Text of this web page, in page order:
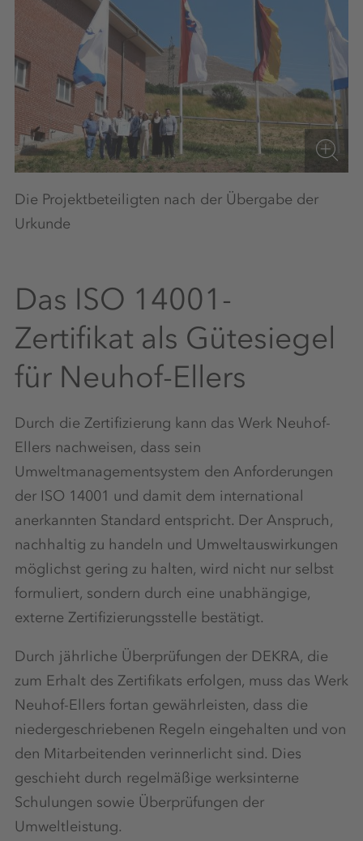
Die Projektbeteiligten nach der Übergabe der
Urkunde
Das ISO 14001-
Zertifikat als Gütesiegel
für Neuhof-Ellers
Durch die Zertifizierung kann das Werk Neuhof-
Ellers nachweisen, dass sein
Umweltmanagementsystem den Anforderungen
der ISO 14001 und damit dem international
anerkannten Standard entspricht. Der Anspruch,
nachhaltig zu handeln und Umweltauswirkungen
möglichst gering zu halten, wird nicht nur selbst
formuliert, sondern durch eine unabhängige,
externe Zertifizierungsstelle bestätigt.
Durch jährliche Überprüfungen der DEKRA, die
zum Erhalt des Zertifikats erfolgen, muss das Werk
Neuhof-Ellers fortan gewährleisten, dass die
niedergeschriebenen Regeln eingehalten und von
den Mitarbeitenden verinnerlicht sind. Dies
geschieht durch regelmäßige werksinterne
Schulungen sowie Überprüfungen der
Umweltleistung.